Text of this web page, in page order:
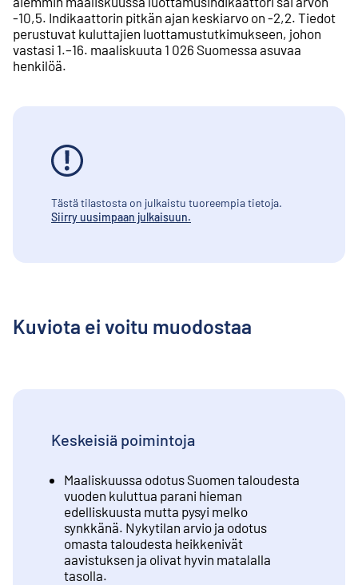
-10,5. Indikaattorin pitkän ajan keskiarvo on -2,2. Tiedot
perustuvat kuluttajien luottamustutkimukseen, johon
vastasi 1.–16. maaliskuuta 1 026 Suomessa asuvaa
henkilöä.
Tästä tilastosta on julkaistu tuoreempia tietoja.
Siirry uusimpaan julkaisuun.
Kuviota ei voitu muodostaa
Keskeisiä poimintoja
Maaliskuussa odotus Suomen taloudesta
vuoden kuluttua parani hieman
edelliskuusta mutta pysyi melko
synkkänä. Nykytilan arvio ja odotus
omasta taloudesta heikkenivät
aavistuksen ja olivat hyvin matalalla
tasolla.